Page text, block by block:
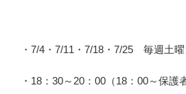
・7/4・7/11・7/18・7/25 毎週土曜
・18：30～20：00（18：00～保護